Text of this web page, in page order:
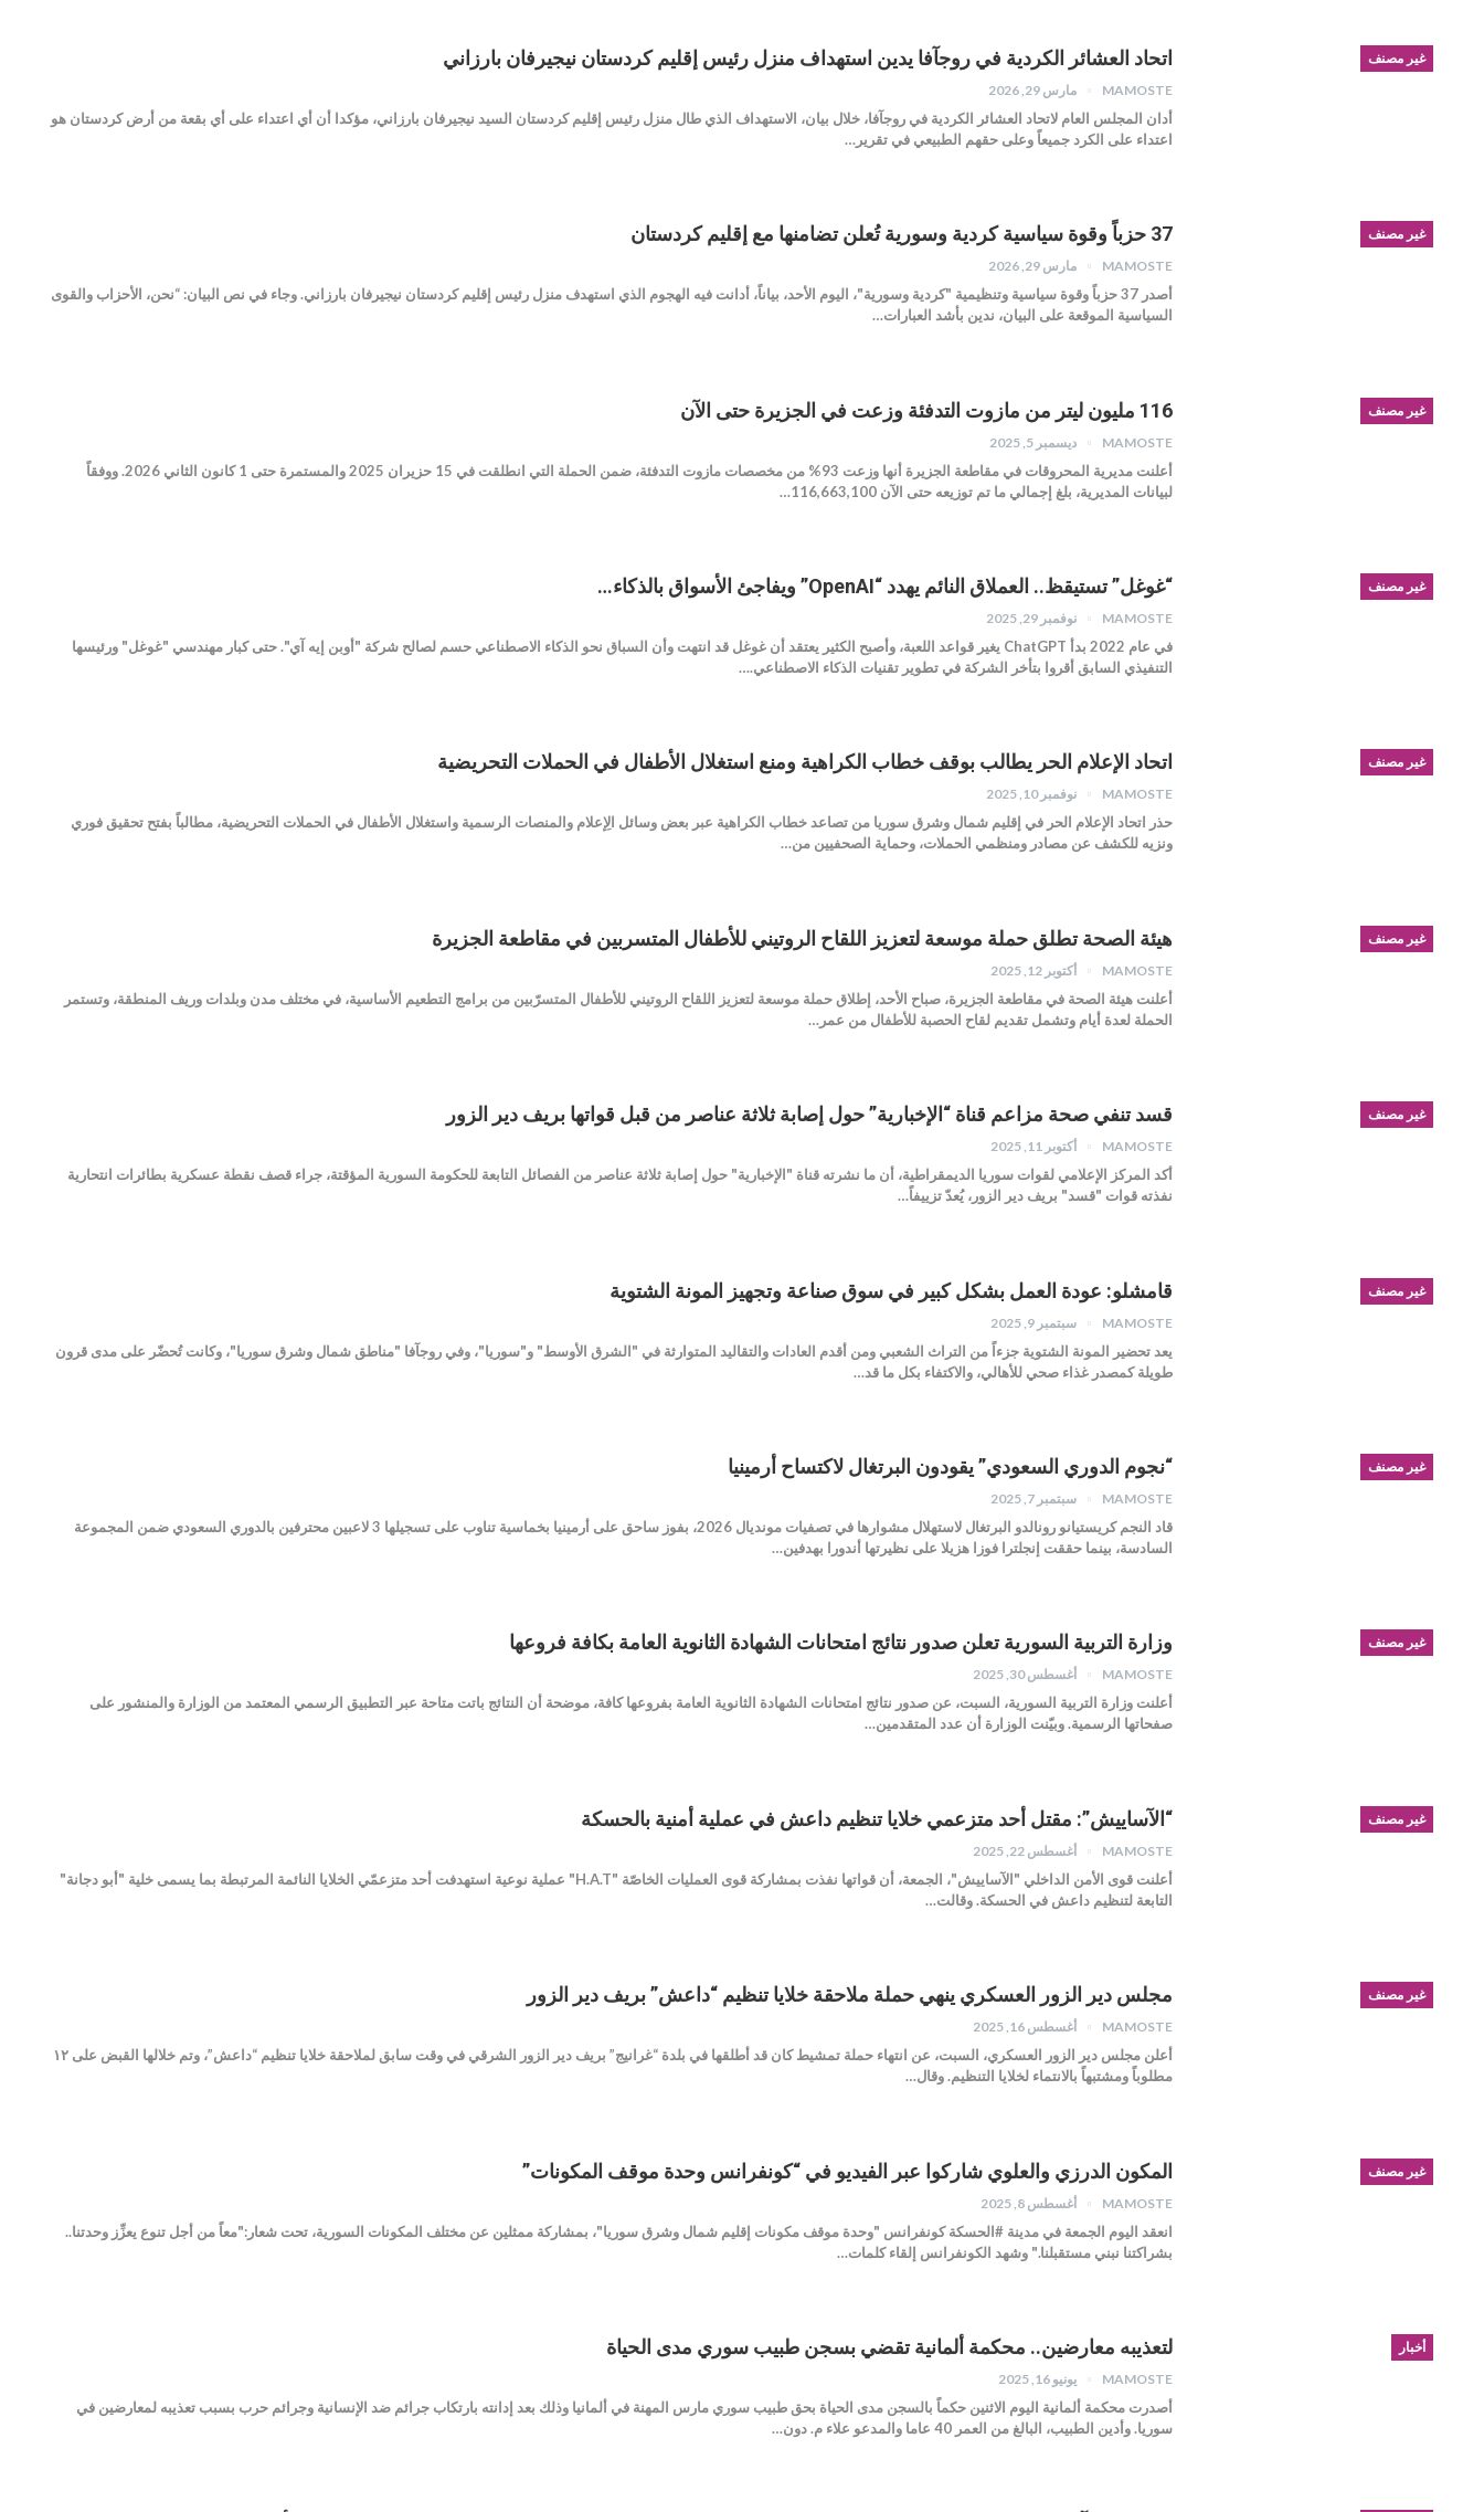
غير مصنف اتحاد العشائر الكردية في روجآفا يدين استهداف منزل رئيس إقليم كردستان نيجيرفان بارزاني
MAMOSTE مارس 29, 2026
أدان المجلس العام لاتحاد العشائر الكردية في روجآفا، خلال بيان، الاستهداف الذي طال منزل رئيس إقليم كردستان السيد نيجيرفان بارزاني، مؤكدا أن أي اعتداء على أي بقعة من أرض كردستان هو
اعتداء على الكرد جميعاً وعلى حقهم الطبيعي في تقرير…
غير مصنف 37 حزباً وقوة سياسية كردية وسورية تُعلن تضامنها مع إقليم كردستان
MAMOSTE مارس 29, 2026
أصدر 37 حزباً وقوة سياسية وتنظيمية "كردية وسورية"، اليوم الأحد، بياناً، أدانت فيه الهجوم الذي استهدف منزل رئيس إقليم كردستان نيجيرفان بارزاني. وجاء في نص البيان: “نحن، الأحزاب والقوى
السياسية الموقعة على البيان، ندين بأشد العبارات…
غير مصنف 116 مليون ليتر من مازوت التدفئة وزعت في الجزيرة حتى الآن
MAMOSTE ديسمبر 5, 2025
أعلنت مديرية المحروقات في مقاطعة الجزيرة أنها وزعت 93% من مخصصات مازوت التدفئة، ضمن الحملة التي انطلقت في 15 حزيران 2025 والمستمرة حتى 1 كانون الثاني 2026. ووفقاً
لبيانات المديرية، بلغ إجمالي ما تم توزيعه حتى الآن 116,663,100…
غير مصنف “غوغل” تستيقظ.. العملاق النائم يهدد “OpenAI” ويفاجئ الأسواق بالذكاء…
MAMOSTE نوفمبر 29, 2025
في عام 2022 بدأ ChatGPT يغير قواعد اللعبة، وأصبح الكثير يعتقد أن غوغل قد انتهت وأن السباق نحو الذكاء الاصطناعي حسم لصالح شركة "أوبن إيه آي". حتى كبار مهندسي "غوغل" ورئيسها
التنفيذي السابق أقروا بتأخر الشركة في تطوير تقنيات الذكاء الاصطناعي.…
غير مصنف اتحاد الإعلام الحر يطالب بوقف خطاب الكراهية ومنع استغلال الأطفال في الحملات التحريضية
MAMOSTE نوفمبر 10, 2025
حذر اتحاد الإعلام الحر في إقليم شمال وشرق سوريا من تصاعد خطاب الكراهية عبر بعض وسائل الِإعلام والمنصات الرسمية واستغلال الأطفال في الحملات التحريضية، مطالباً بفتح تحقيق فوري
ونزيه للكشف عن مصادر ومنظمي الحملات، وحماية الصحفيين من…
غير مصنف هيئة الصحة تطلق حملة موسعة لتعزيز اللقاح الروتيني للأطفال المتسربين في مقاطعة الجزيرة
MAMOSTE أكتوبر 12, 2025
أعلنت هيئة الصحة في مقاطعة الجزيرة، صباح الأحد، إطلاق حملة موسعة لتعزيز اللقاح الروتيني للأطفال المتسرّبين من برامج التطعيم الأساسية، في مختلف مدن وبلدات وريف المنطقة، وتستمر
الحملة لعدة أيام وتشمل تقديم لقاح الحصبة للأطفال من عمر…
غير مصنف قسد تنفي صحة مزاعم قناة “الإخبارية” حول إصابة ثلاثة عناصر من قبل قواتها بريف دير الزور
MAMOSTE أكتوبر 11, 2025
أكد المركز الإعلامي لقوات سوريا الديمقراطية، أن ما نشرته قناة "الإخبارية" حول إصابة ثلاثة عناصر من الفصائل التابعة للحكومة السورية المؤقتة، جراء قصف نقطة عسكرية بطائرات انتحارية
نفذته قوات "قسد" بريف دير الزور، يُعدّ تزييفاً…
غير مصنف قامشلو: عودة العمل بشكل كبير في سوق صناعة وتجهيز المونة الشتوية
MAMOSTE سبتمبر 9, 2025
يعد تحضير المونة الشتوية جزءاً من التراث الشعبي ومن أقدم العادات والتقاليد المتوارثة في "الشرق الأوسط" و"سوريا"، وفي روجآفا "مناطق شمال وشرق سوريا"، وكانت تُحضّر على مدى قرون
طويلة كمصدر غذاء صحي للأهالي، والاكتفاء بكل ما قد…
غير مصنف “نجوم الدوري السعودي” يقودون البرتغال لاكتساح أرمينيا
MAMOSTE سبتمبر 7, 2025
قاد النجم كريستيانو رونالدو البرتغال لاستهلال مشوارها في تصفيات مونديال 2026، بفوز ساحق على أرمينيا بخماسية تناوب على تسجيلها 3 لاعبين محترفين بالدوري السعودي ضمن المجموعة
السادسة، بينما حققت إنجلترا فوزا هزيلا على نظيرتها أندورا بهدفين…
غير مصنف وزارة التربية السورية تعلن صدور نتائج امتحانات الشهادة الثانوية العامة بكافة فروعها
MAMOSTE أغسطس 30, 2025
أعلنت وزارة التربية السورية، السبت، عن صدور نتائج امتحانات الشهادة الثانوية العامة بفروعها كافة، موضحة أن النتائج باتت متاحة عبر التطبيق الرسمي المعتمد من الوزارة والمنشور على
صفحاتها الرسمية. وبيّنت الوزارة أن عدد المتقدمين…
غير مصنف “الآساييش”: مقتل أحد متزعمي خلايا تنظيم داعش في عملية أمنية بالحسكة
MAMOSTE أغسطس 22, 2025
أعلنت قوى الأمن الداخلي "الآساييش"، الجمعة، أن قواتها نفذت بمشاركة قوى العمليات الخاصّة "H.A.T" عملية نوعية استهدفت أحد متزعمّي الخلايا النائمة المرتبطة بما يسمى خلية "أبو دجانة"
التابعة لتنظيم داعش في الحسكة. وقالت…
غير مصنف مجلس دير الزور العسكري ينهي حملة ملاحقة خلايا تنظيم “داعش” بريف دير الزور
MAMOSTE أغسطس 16, 2025
أعلن مجلس دير الزور العسكري، السبت، عن انتهاء حملة تمشيط كان قد أطلقها في بلدة “غرانيج” بريف دير الزور الشرقي في وقت سابق لملاحقة خلايا تنظيم “داعش”، وتم خلالها القبض على ١٢
مطلوباً ومشتبهاً بالانتماء لخلايا التنظيم. وقال…
غير مصنف المكون الدرزي والعلوي شاركوا عبر الفيديو في “كونفرانس وحدة موقف المكونات”
MAMOSTE أغسطس 8, 2025
انعقد اليوم الجمعة في مدينة #الحسكة كونفرانس "وحدة موقف مكونات إقليم شمال وشرق سوريا"، بمشاركة ممثلين عن مختلف المكونات السورية، تحت شعار:"معاً من أجل تنوع يعزِّز وحدتنا..
بشراكتنا نبني مستقبلنا." وشهد الكونفرانس إلقاء كلمات…
أخبار لتعذيبه معارضين.. محكمة ألمانية تقضي بسجن طبيب سوري مدى الحياة
MAMOSTE يونيو 16, 2025
أصدرت محكمة ألمانية اليوم الاثنين حكماً بالسجن مدى الحياة بحق طبيب سوري مارس المهنة في ألمانيا وذلك بعد إدانته بارتكاب جرائم ضد الإنسانية وجرائم حرب بسبب تعذيبه لمعارضين في
سوريا. وأدين الطبيب، البالغ من العمر 40 عاما والمدعو علاء م. دون…